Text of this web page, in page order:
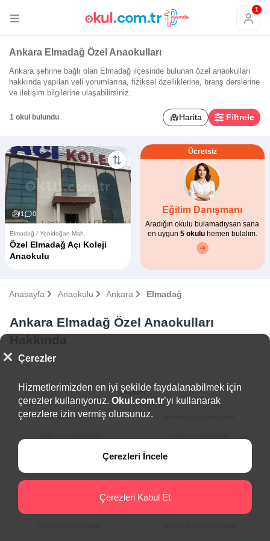
1
Ankara Elmadağ Özel Anaokulları
Ankara şehrine bağlı olan Elmadağ ilçesinde bulunan özel anaokulları
hakkında yapılan veli yorumlarına, fiziksel özelliklerine, branş derslerine
ve iletişim bilgilerine ulaşabilirsiniz.
1 okul bulundu Harita Filtrele
1 0
Elmadağ / Yenidoğan Mah.
Özel Elmadağ Açı Koleji
Anaokulu
Ücretsiz
Eğitim Danışmanı
Aradığın okulu bulamadıysan sana
en uygun 5 okuluhemen bulalım.
Anasayfa Anaokulu Ankara Elmadağ
Ankara Elmadağ Özel Anaokulları
İlçeler
Akyurt Özel Anaokulları
Beypazarı Özel Anaokulları Çamlıdere Özel Anaokulları
Çerezler
Hizmetlerimizden en iyi şekilde faydalanabilmek için
çerezler kullanıyoruz. Okul.com.tr’yi kullanarak
çerezlere izin vermiş olursunuz.
Çerezleri İncele
Çerezleri Kabul Et